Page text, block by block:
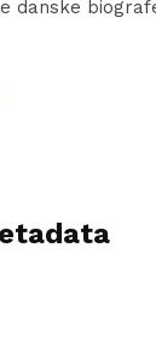
danske